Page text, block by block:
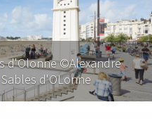
d'Olonne ©Alexandre
d'OLonne